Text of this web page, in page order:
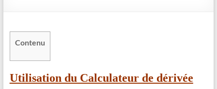
–
Rappels
–
Contenu
Utilisation du Calculateur de dérivée